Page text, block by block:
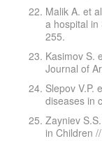
Malik A. et
a hospital
255.
Kasimov S.
Journal of
Slepov V.P.
diseases in
Zayniev
in Children